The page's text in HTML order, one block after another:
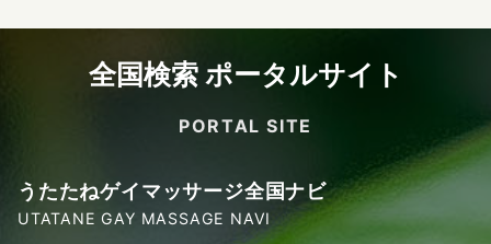
全国検索 ポータルサイト
PORTAL SITE
うたたねゲイマッサージ全国ナビ
UTATANE GAY MASSAGE NAVI